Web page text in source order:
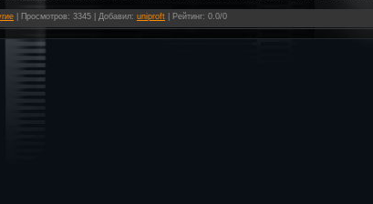
Просмотров: 3345 | Добавил: uniproft Рейтинг: 0.0/0